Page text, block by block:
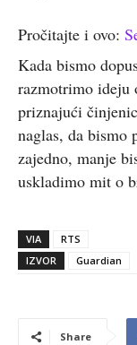
Pročitajte i ovo:
Kada bismo
razmotrimo ideju
priznajući
naglas, da bismo
zajedno, manje
uskladimo mit o
VIA
RTS
IZVOR
Guardian
Share